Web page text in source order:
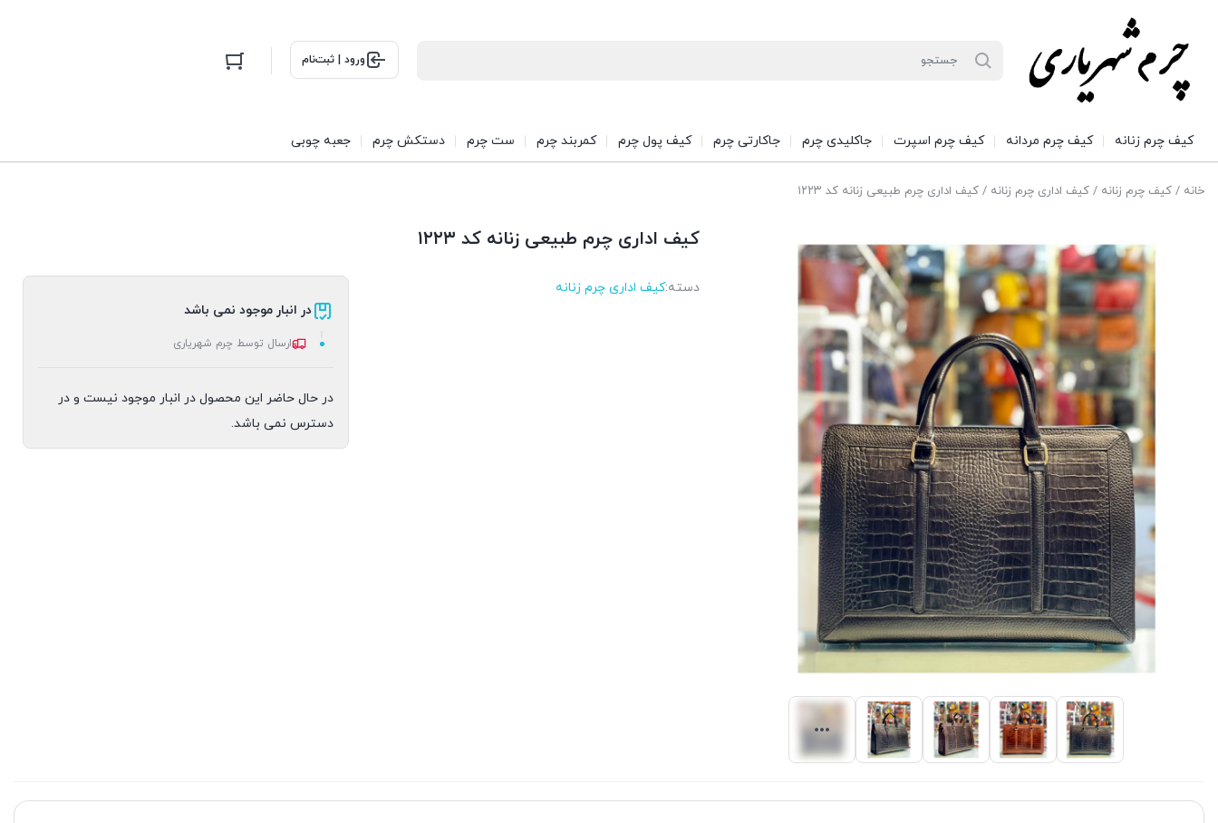
ورود | ثبت‌نام
کیف چرم زنانه کیف چرم مردانه کیف چرم اسپرت جاکلیدی چرم جاکارتی چرم کیف پول چرم کمربند چرم ست چرم دستکش چرم جعبه چوبی
خانه / کیف چرم زنانه / کیف اداری چرم زنانه / کیف اداری چرم طبیعی زنانه کد ۱۲۲۳
کیف اداری چرم طبیعی زنانه کد ۱۲۲۳
دسته:کیف اداری چرم زنانه
در انبار موجود نمی باشد
ارسال توسط چرم شهریاری
در حال حاضر این محصول در انبار موجود نیست و در
دسترس نمی باشد.